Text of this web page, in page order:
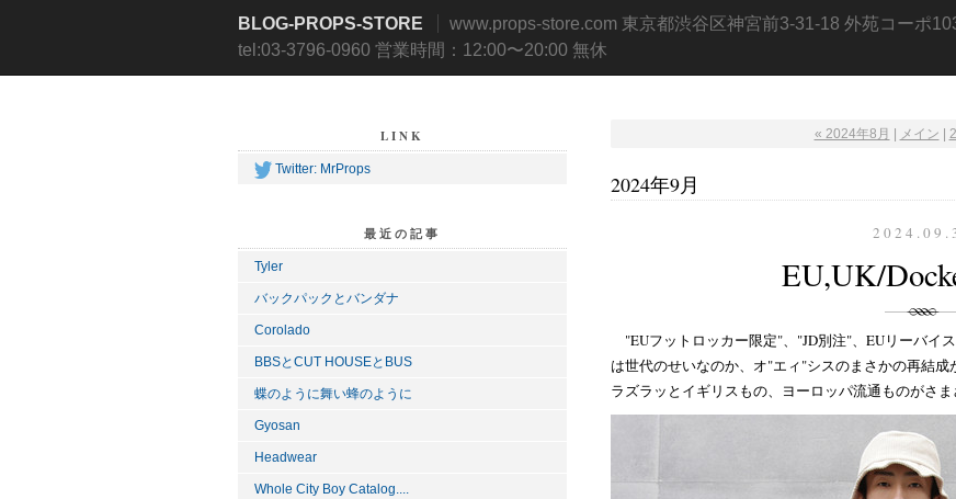
BLOG-PROPS-STORE
www.props-store.com 東京都渋谷区神宮前3-31-18 外苑コーポ
tel:03-3796-0960 営業時間：12:00〜20:00 無休
LINK
Twitter: MrProps
最近の記事
Tyler
バックパックとバンダナ
Corolado
BBSとCUT HOUSEとBUS
蝶のように舞い蜂のように
Gyosan
Headwear
Whole City Boy Catalog....
« 2024年8月 メイン
2024年9月
EU,UK/
"EUフットロッカー限定"、"JD別注"、EUリーバイ
は世代のせいなのか、オ"エィ"シスのまさかの再結
ラズラッとイギリスもの、ヨーロッパ流通ものがさま